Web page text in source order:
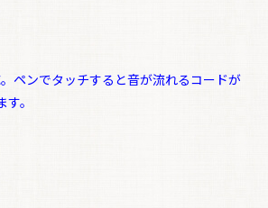
ペンでタッチすると音が流れるコードが
。